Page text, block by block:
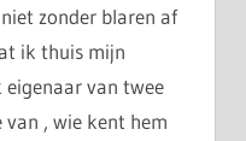
zonder blaren af
ik thuis mijn
van twee
, wie kent hem